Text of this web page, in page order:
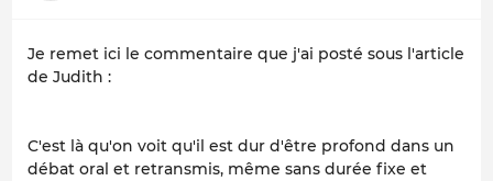
Je remet ici le commentaire que j'ai posté sous l'article
de Judith :
C'est là qu'on voit qu'il est dur d'être profond dans un
débat oral et retransmis, même sans durée fixe et